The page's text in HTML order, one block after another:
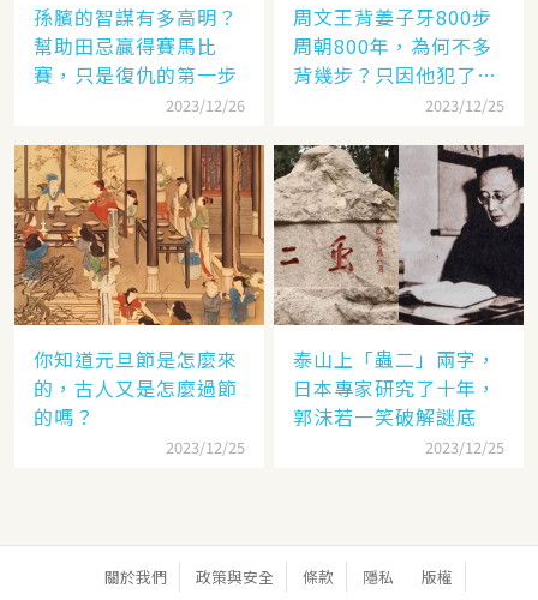
孫臏的智謀有多高明？
幫助田忌贏得賽馬比
賽，只是復仇的第一步
2023/12/26
周文王背姜子牙800步
周朝800年，為何不多
背幾步？只因他犯了個
2023/12/25
你知道元旦節是怎麼來
的，古人又是怎麼過節
的嗎？
2023/12/25
泰山上「蟲二」兩字，
日本專家研究了十年，
郭沫若一笑破解謎底
2023/12/25
關於我們 政策與安全 條款 隱私 版權